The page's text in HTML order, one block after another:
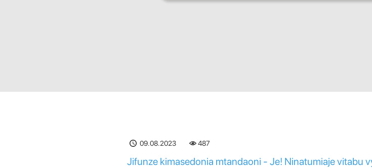
09.08.2023 487
Jifunze kimasedonia mtandaoni - Je! Ninatumiaje vitabu